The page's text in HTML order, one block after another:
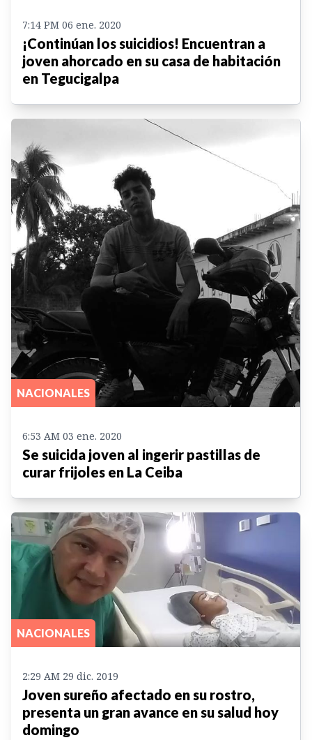
7:14 PM 06 ene. 2020
¡Continúan los suicidios! Encuentran a
joven ahorcado en su casa de habitación
en Tegucigalpa
NACIONALES
6:53 AM 03 ene. 2020
Se suicida joven al ingerir pastillas de
curar frijoles en La Ceiba
NACIONALES
2:29 AM 29 dic. 2019
Joven sureño afectado en su rostro,
presenta un gran avance en su salud hoy
domingo